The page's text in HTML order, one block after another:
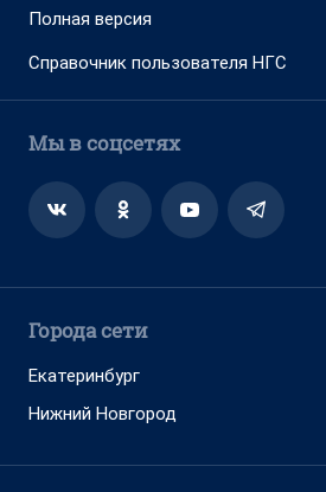
Полная версия
Справочник пользователя НГС
Мы в соцсетях
Города сети
Екатеринбург
Нижний Новгород